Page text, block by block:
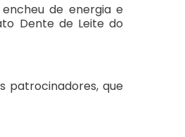
de energia e
Dente de Leite do
patrocinadores, que